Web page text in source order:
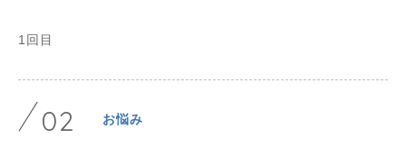
1回目
02 お悩み